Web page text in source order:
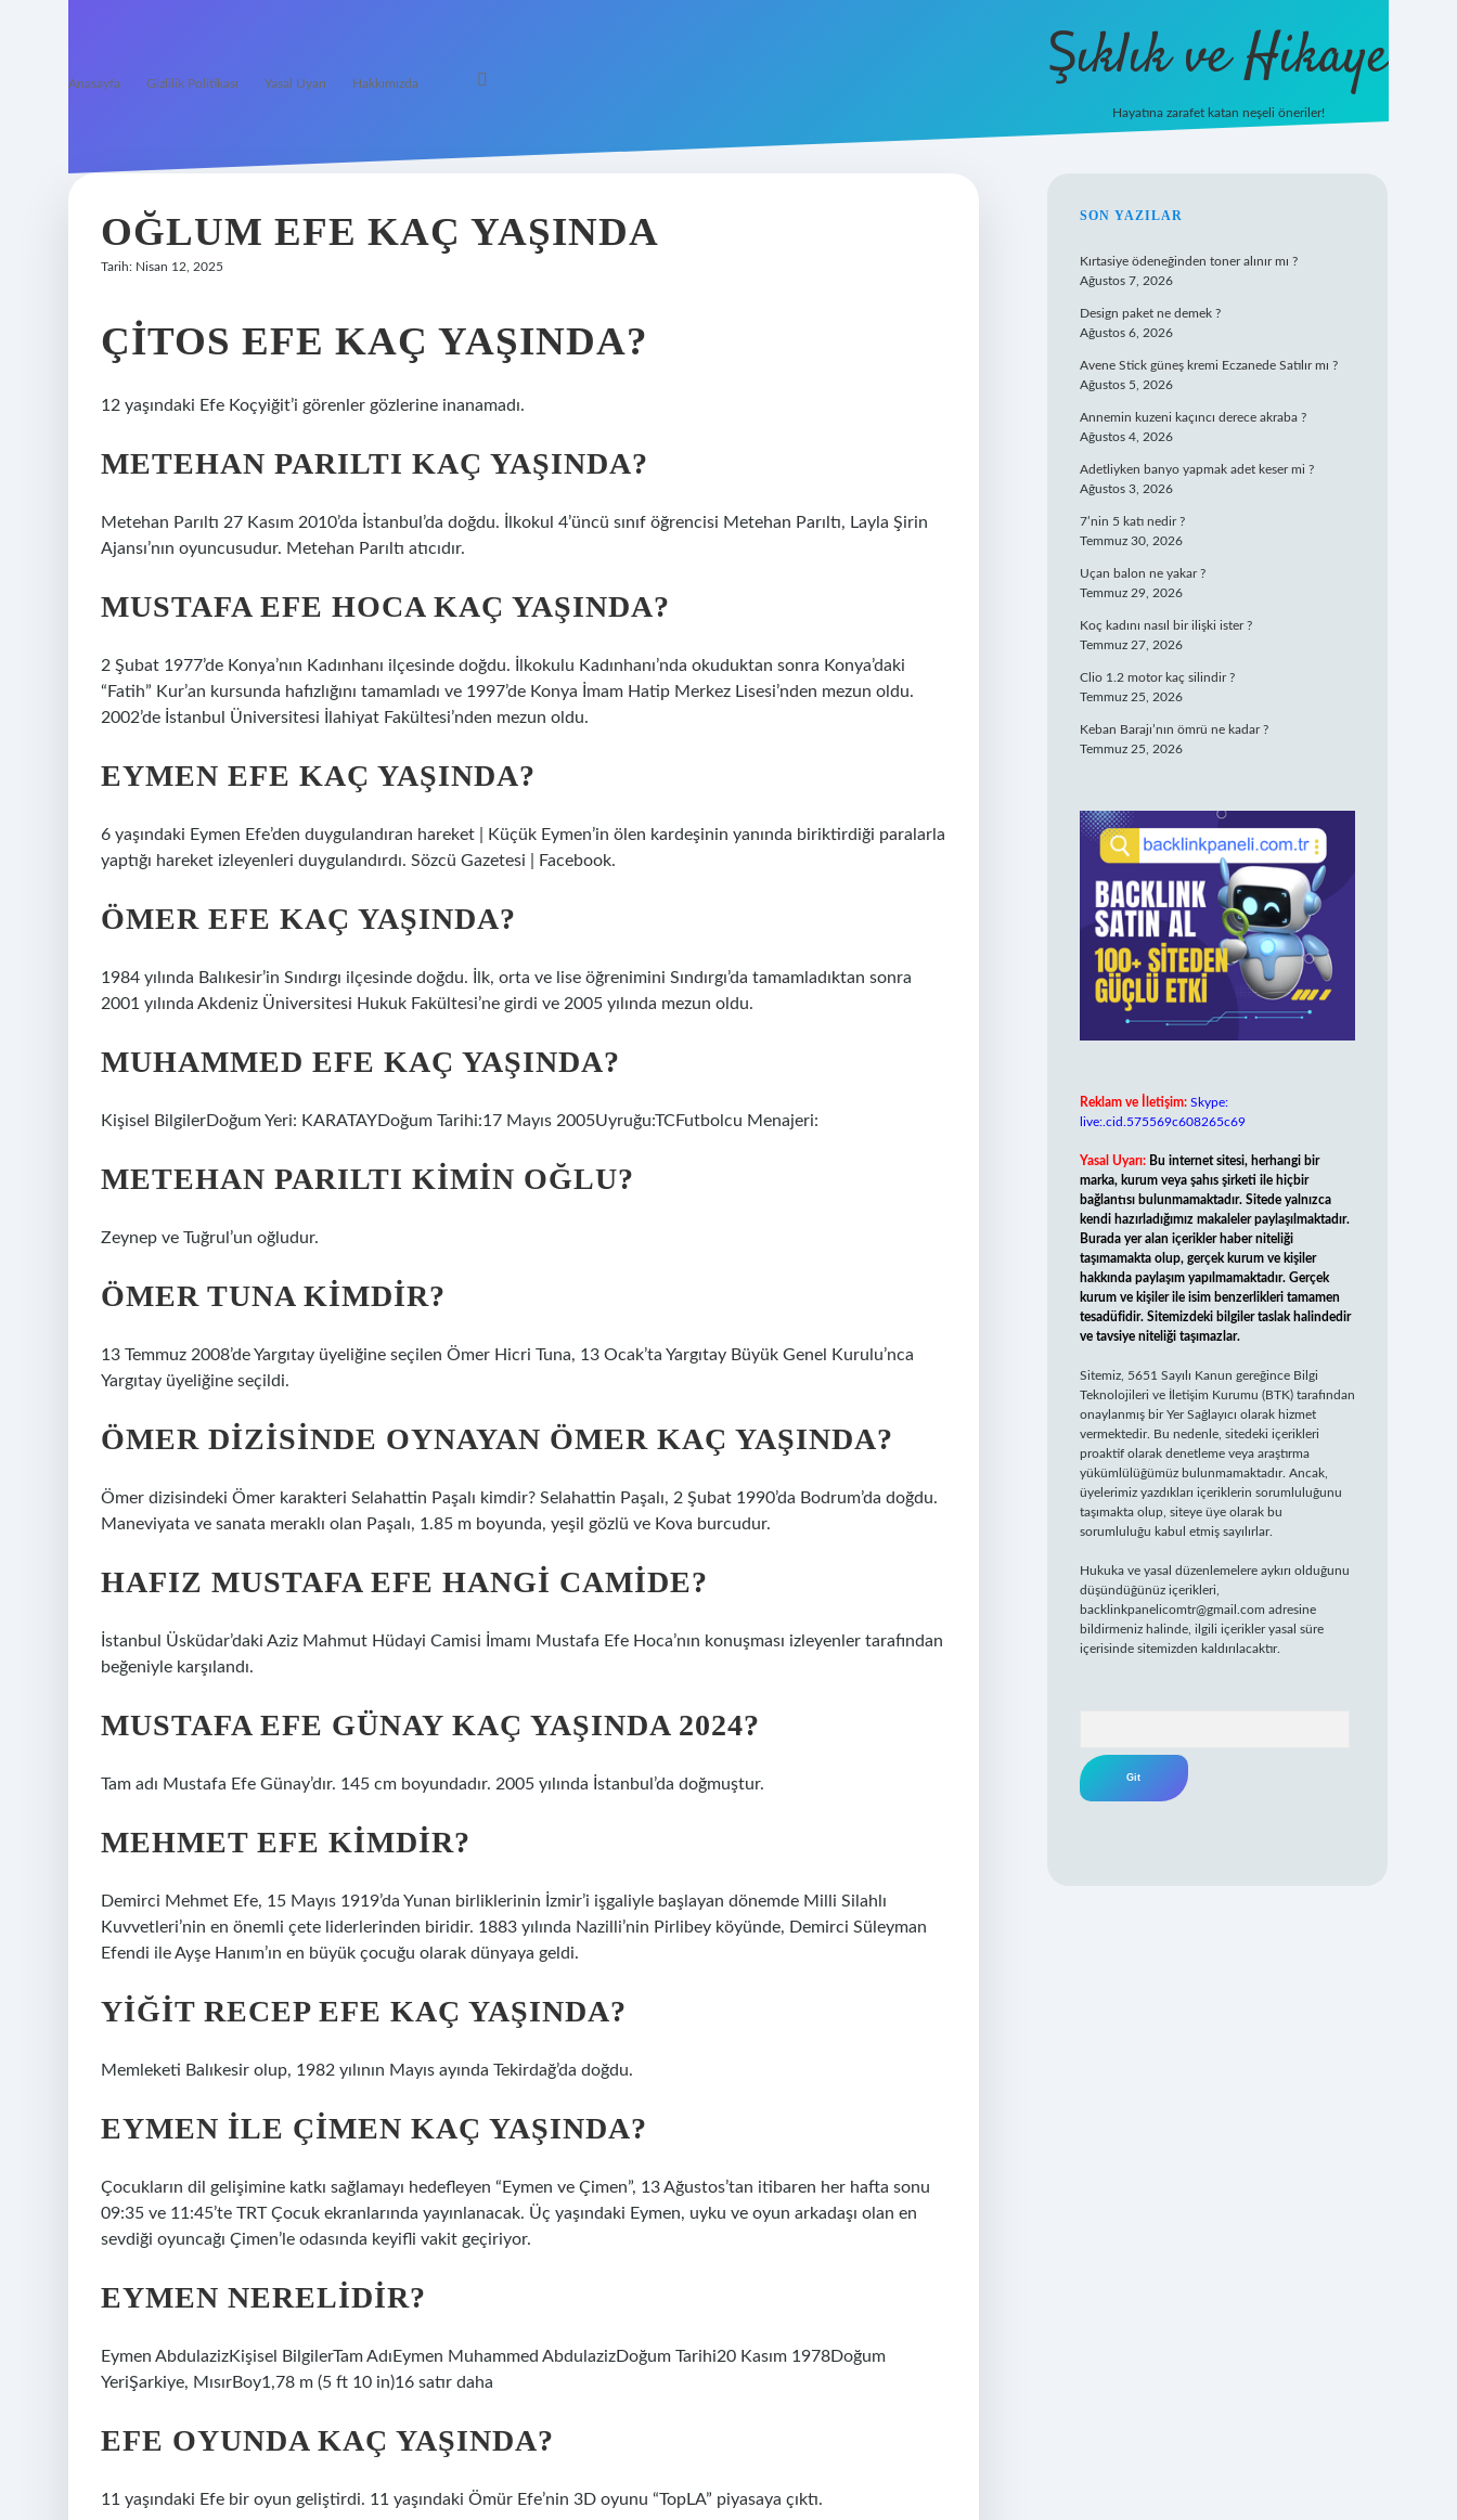
Anasayfa Gizlilik Politikası Yasal Uyarı Hakkımızda Şıklık ve Hikaye
Hayatına zarafet katan neşeli öneriler!
OĞLUM EFE KAÇ YAŞINDA
Tarih: Nisan 12, 2025
ÇITOS EFE KAÇ YAŞINDA?
12 yaşındaki Efe Koçyiğit’i görenler gözlerine inanamadı.
METEHAN PARILTI KAÇ YAŞINDA?
Metehan Parıltı 27 Kasım 2010’da İstanbul’da doğdu. İlkokul 4’üncü sınıf öğrencisi Metehan Parıltı, Layla Şirin
Ajansı’nın oyuncusudur. Metehan Parıltı atıcıdır.
MUSTAFA EFE HOCA KAÇ YAŞINDA?
2 Şubat 1977’de Konya’nın Kadınhanı ilçesinde doğdu. İlkokulu Kadınhanı’nda okuduktan sonra Konya’daki
“Fatih” Kur’an kursunda hafızlığını tamamladı ve 1997’de Konya İmam Hatip Merkez Lisesi’nden mezun oldu.
2002’de İstanbul Üniversitesi İlahiyat Fakültesi’nden mezun oldu.
EYMEN EFE KAÇ YAŞINDA?
6 yaşındaki Eymen Efe’den duygulandıran hareket | Küçük Eymen’in ölen kardeşinin yanında biriktirdiği paralarla
yaptığı hareket izleyenleri duygulandırdı. Sözcü Gazetesi | Facebook.
ÖMER EFE KAÇ YAŞINDA?
1984 yılında Balıkesir’in Sındırgı ilçesinde doğdu. İlk, orta ve lise öğrenimini Sındırgı’da tamamladıktan sonra
2001 yılında Akdeniz Üniversitesi Hukuk Fakültesi’ne girdi ve 2005 yılında mezun oldu.
MUHAMMED EFE KAÇ YAŞINDA?
Kişisel BilgilerDoğum Yeri: KARATAYDoğum Tarihi:17 Mayıs 2005Uyruğu:TCFutbolcu Menajeri:
METEHAN PARILTI KIMIN OĞLU?
Zeynep ve Tuğrul’un oğludur.
ÖMER TUNA KIMDIR?
13 Temmuz 2008’de Yargıtay üyeliğine seçilen Ömer Hicri Tuna, 13 Ocak’ta Yargıtay Büyük Genel Kurulu’nca
Yargıtay üyeliğine seçildi.
ÖMER DIZISINDE OYNAYAN ÖMER KAÇ YAŞINDA?
Ömer dizisindeki Ömer karakteri Selahattin Paşalı kimdir? Selahattin Paşalı, 2 Şubat 1990’da Bodrum’da doğdu.
Maneviyata ve sanata meraklı olan Paşalı, 1.85 m boyunda, yeşil gözlü ve Kova burcudur.
HAFIZ MUSTAFA EFE HANGI CAMIDE?
İstanbul Üsküdar’daki Aziz Mahmut Hüdayi Camisi İmamı Mustafa Efe Hoca’nın konuşması izleyenler tarafından
beğeniyle karşılandı.
MUSTAFA EFE GÜNAY KAÇ YAŞINDA 2024?
Tam adı Mustafa Efe Günay’dır. 145 cm boyundadır. 2005 yılında İstanbul’da doğmuştur.
MEHMET EFE KIMDIR?
Demirci Mehmet Efe, 15 Mayıs 1919’da Yunan birliklerinin İzmir’i işgaliyle başlayan dönemde Milli Silahlı
Kuvvetleri’nin en önemli çete liderlerinden biridir. 1883 yılında Nazilli’nin Pirlibey köyünde, Demirci Süleyman
Efendi ile Ayşe Hanım’ın en büyük çocuğu olarak dünyaya geldi.
YIĞIT RECEP EFE KAÇ YAŞINDA?
Memleketi Balıkesir olup, 1982 yılının Mayıs ayında Tekirdağ’da doğdu.
EYMEN ILE ÇIMEN KAÇ YAŞINDA?
Çocukların dil gelişimine katkı sağlamayı hedefleyen “Eymen ve Çimen”, 13 Ağustos’tan itibaren her hafta sonu
09:35 ve 11:45’te TRT Çocuk ekranlarında yayınlanacak. Üç yaşındaki Eymen, uyku ve oyun arkadaşı olan en
sevdiği oyuncağı Çimen’le odasında keyifli vakit geçiriyor.
EYMEN NERELIDIR?
Eymen AbdulazizKişisel BilgilerTam AdıEymen Muhammed AbdulazizDoğum Tarihi20 Kasım 1978Doğum
YeriŞarkiye, MısırBoy1,78 m (5 ft 10 in)16 satır daha
EFE OYUNDA KAÇ YAŞINDA?
11 yaşındaki Efe bir oyun geliştirdi. 11 yaşındaki Ömür Efe’nin 3D oyunu “TopLA” piyasaya çıktı.
SIDEBAR
SON YAZILAR
Kırtasiye ödeneğinden toner alınır mı ?
Ağustos 7, 2026
Design paket ne demek ?
Ağustos 6, 2026
Avene Stick güneş kremi Eczanede Satılır mı ?
Ağustos 5, 2026
Annemin kuzeni kaçıncı derece akraba ?
Ağustos 4, 2026
Adetliyken banyo yapmak adet keser mi ?
Ağustos 3, 2026
7’nin 5 katı nedir ?
Temmuz 30, 2026
Uçan balon ne yakar ?
Temmuz 29, 2026
Koç kadını nasıl bir ilişki ister ?
Temmuz 27, 2026
Clio 1.2 motor kaç silindir ?
Temmuz 25, 2026
Keban Barajı’nın ömrü ne kadar ?
Temmuz 25, 2026
Reklam ve İletişim: Skype:
live:.cid.575569c608265c69
Yasal Uyarı: Bu internet sitesi, herhangi bir
marka, kurum veya şahıs şirketi ile hiçbir
bağlantısı bulunmamaktadır. Sitede yalnızca
kendi hazırladığımız makaleler paylaşılmaktadır.
Burada yer alan içerikler haber niteliği
taşımamakta olup, gerçek kurum ve kişiler
hakkında paylaşım yapılmamaktadır. Gerçek
kurum ve kişiler ile isim benzerlikleri tamamen
tesadüfidir. Sitemizdeki bilgiler taslak halindedir
ve tavsiye niteliği taşımazlar.
Sitemiz, 5651 Sayılı Kanun gereğince Bilgi
Teknolojileri ve İletişim Kurumu (BTK) tarafından
onaylanmış bir Yer Sağlayıcı olarak hizmet
vermektedir. Bu nedenle, sitedeki içerikleri
proaktif olarak denetleme veya araştırma
yükümlülüğümüz bulunmamaktadır. Ancak,
üyelerimiz yazdıkları içeriklerin sorumluluğunu
taşımakta olup, siteye üye olarak bu
sorumluluğu kabul etmiş sayılırlar.
Hukuka ve yasal düzenlemelere aykırı olduğunu
düşündüğünüz içerikleri,
backlinkpanelicomtr@gmail.com adresine
bildirmeniz halinde, ilgili içerikler yasal süre
içerisinde sitemizden kaldırılacaktır.